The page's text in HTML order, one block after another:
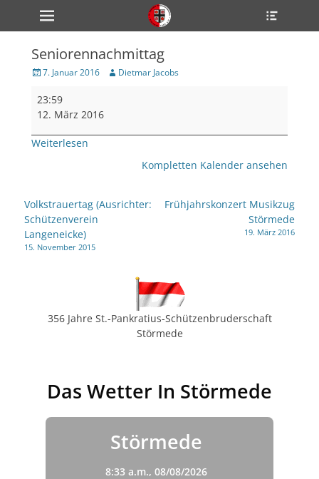
zum
Inhalt
Primärmenü
Seniorennachmittag
Veröffentlicht
7. Januar 2016 Author
Dietmar Jacobs
Seniorennachmittag
23:59
12. März 2016
Weiterlesen
Kompletten Kalender ansehen
Beitragsnavigation
Volkstrauertag (Ausrichter:
Schützenverein
Langeneicke)
15. November 2015
Frühjahrskonzert Musikzug
Störmede
19. März 2016
356 Jahre St.-Pankratius-Schützenbruderschaft
Störmede
Das Wetter In Störmede
Störmede
8:33 a.m., 08/08/2026